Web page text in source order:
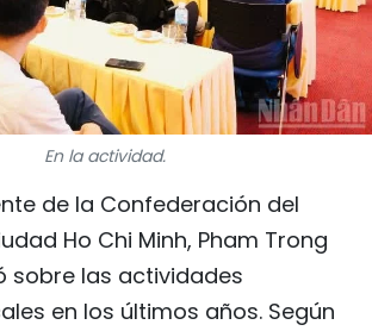
HISTORIAS MULTIMEDIA
FOTOGRAFÍA
TIẾNG VIỆT
ENGLISH
En la actividad.
de la Confederación del
Ho Chi Minh, Pham Trong
sobre las actividades
en los últimos años. Según